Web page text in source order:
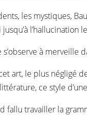
les mystiques,
à merveille
art, le plus négligé
ce style
fallu travailler la